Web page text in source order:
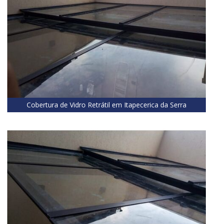
Cobertura de Vidro Retrátil em Itapecerica da Serra